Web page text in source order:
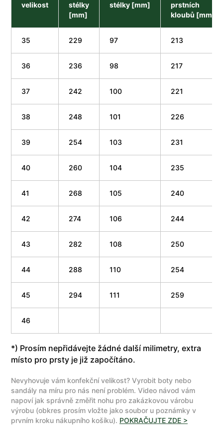
velikost
stélky
[mm]
stélky [mm]
prstních
kloubů [mm]
35 229 97 213
36 236 98 217
37 242 100 221
38 248 101 226
39 254 103 231
40 260 104 235
41 268 105 240
42 274 106 244
43 282 108 250
44 288 110 254
45 294 111 259
46
*) Prosím nepřidávejte žádné další milimetry, extra
místo pro prsty je již započítáno.
Nevyhovuje vám konfekční velikost? Vyrobit boty nebo
sandály na míru pro nás není problém. Video návod vám
napoví jak správně změřit nohu pro zakázkovou várobu
výrobu (obkres prosím vložte jako soubor u poznámky v
prvním kroku nákupního košíku). POKRAČUJTE ZDE >